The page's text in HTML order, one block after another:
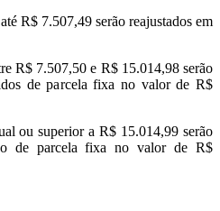
R$ 7.507,49 serão reajustados em
R$ 7.507,50 e R$ 15.014,98 serão
de parcela fixa no valor de R$
ou superior a R$ 15.014,99 serão
de parcela fixa no valor de R$